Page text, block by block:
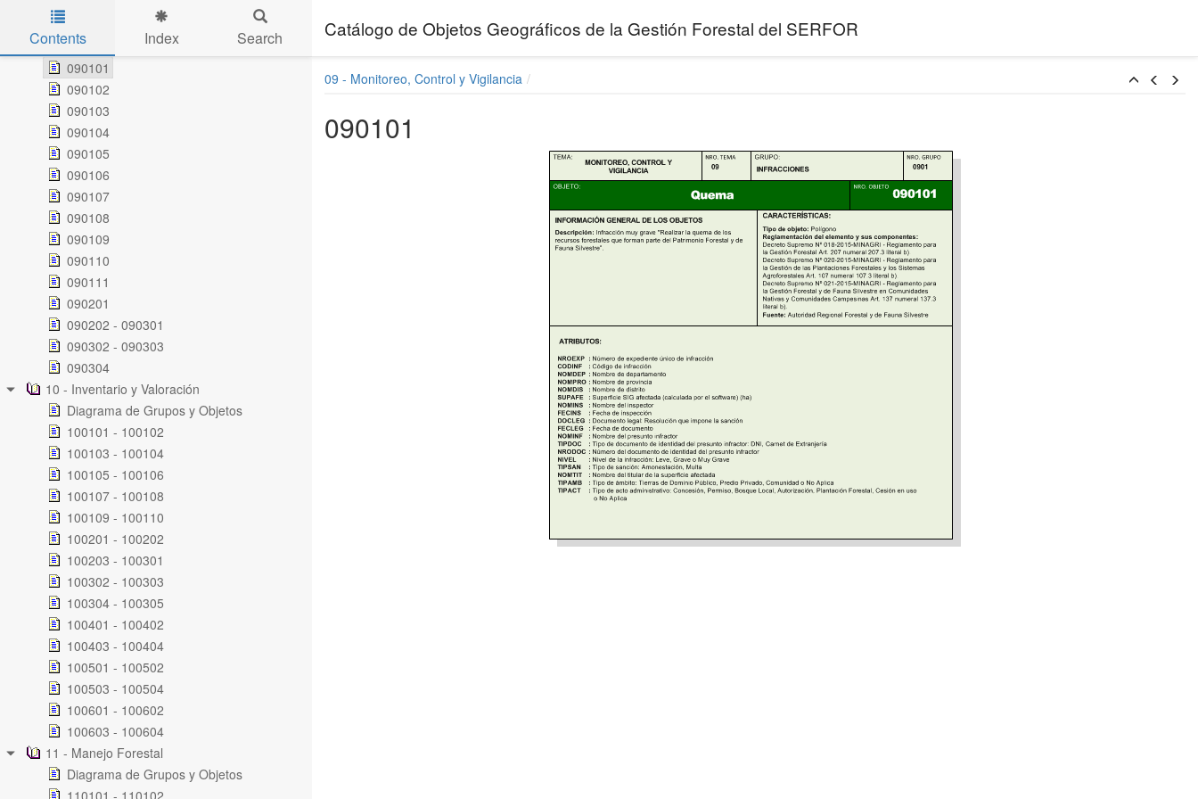
Skip to main content
Catálogo de Objetos Geográficos de la Gestión Forestal del SERFOR
Contents Index Search
09 - Monitoreo, Control y Vigilancia
Diagrama de Grupos y Objetos
090101
090102
090103
090104
090105
090106
090107
090108
090109
090110
090111
090201
090202 - 090301
090302 - 090303
090304
10 - Inventario y Valoración
Diagrama de Grupos y Objetos
100101 - 100102
100103 - 100104
100105 - 100106
100107 - 100108
100109 - 100110
100201 - 100202
100203 - 100301
100302 - 100303
100304 - 100305
100401 - 100402
100403 - 100404
100501 - 100502
100503 - 100504
100601 - 100602
100603 - 100604
11 - Manejo Forestal
Diagrama de Grupos y Objetos
110101 - 110102
09 - Monitoreo, Control y Vigilancia
090101